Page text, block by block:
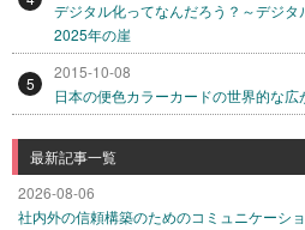
デジタル化ってなんだろう？～デジ
2025年の崖
5
2015-10-08
日本の便色カラーカードの世界的な広
最新記事一覧
2026-08-06
社内外の信頼構築のためのコミュニケーシ